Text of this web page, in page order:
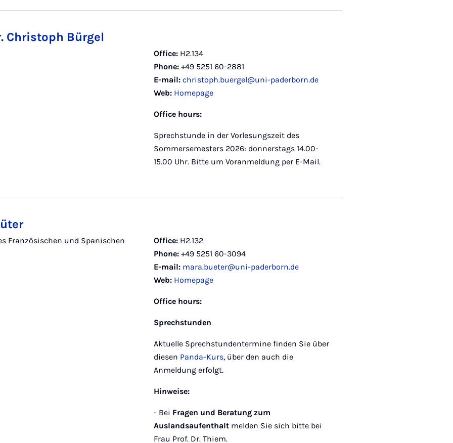
Christoph Bürgel
Office: H2.134
Phone: +49 5251 60-2881
E-mail: christoph.buergel@uni-paderborn.de
Web: Homepage
Office hours:
Sprechstunde in der Vorlesungszeit des
Sommersemesters 2026: donnerstags 14.00-
15.00 Uhr. Bitte um Voranmeldung per E-Mail.
Französischen und Spanischen Office: H2.132
Phone: +49 5251 60-3094
E-mail: mara.bueter@uni-paderborn.de
Web: Homepage
Office hours:
Sprechstunden
Aktuelle Sprechstundentermine finden Sie über
diesen Panda-Kurs, über den auch die
Anmeldung erfolgt.
Hinweise:
- Bei Fragen und Beratung zum
Auslandsaufenthalt melden Sie sich bitte bei
Frau Prof. Dr. Thiem.